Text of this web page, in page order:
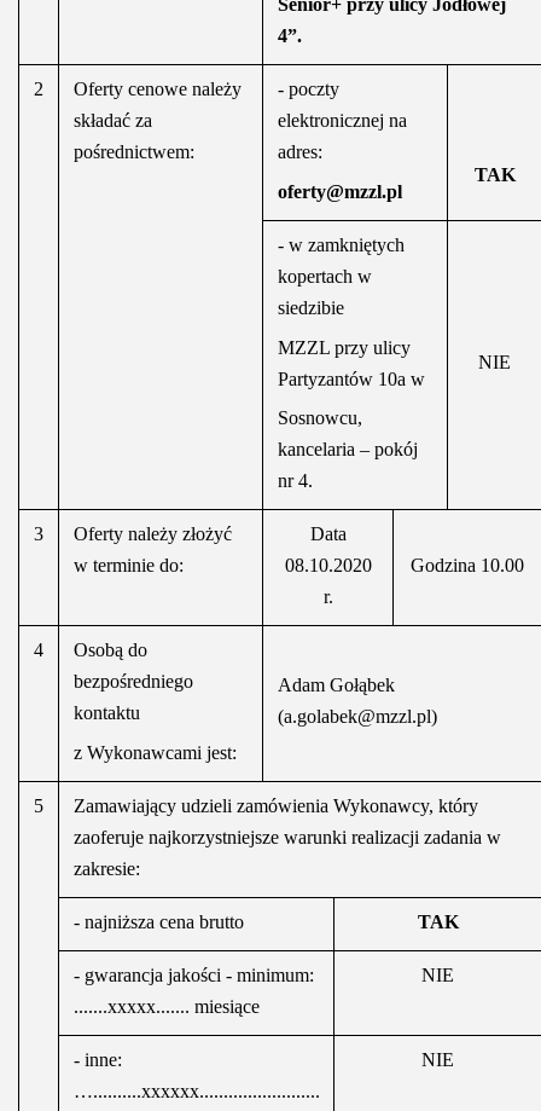
4”.
2
Oferty cenowe należy
składać za
pośrednictwem:
- poczty
elektronicznej na
adres:
oferty@mzzl.pl
TAK
- w zamkniętych
kopertach w
siedzibie
MZZL przy ulicy
Partyzantów 10a w
Sosnowcu,
kancelaria – pokój
nr 4.
NIE
3
Oferty należy złożyć
w terminie do:
Data
08.10.2020
r.
Godzina 10.00
4
Osobą do
bezpośredniego
kontaktu
z Wykonawcami jest:
Adam Gołąbek
(a.golabek@mzzl.pl)
5
Zamawiający udzieli zamówienia Wykonawcy, który
zaoferuje najkorzystniejsze warunki realizacji zadania w
zakresie:
- najniższa cena brutto TAK
- gwarancja jakości - minimum:
.......xxxxx....... miesiące
NIE
- inne:
…..........xxxxxx.........................
NIE